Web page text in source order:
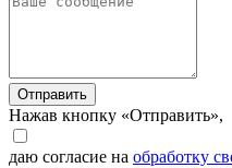
Отправить
Нажав кнопку «Отправить»,
даю согласие на обработку